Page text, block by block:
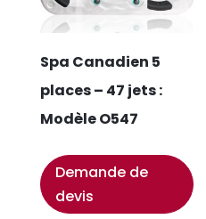
Spa Canadien 5
places – 47 jets :
Modèle O547
Demande de
devis